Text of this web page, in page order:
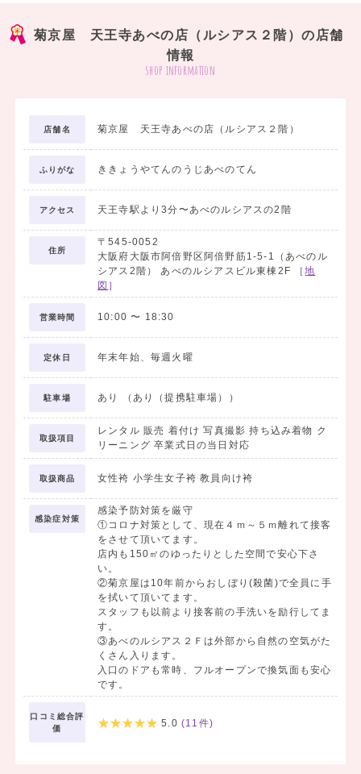
掲載柄は、ほんの一例です。
阪神間に5店舗を展開中です。学生生活の最後の思い出に残る卒
業式を応援〜お手伝いします❤️
アットホームなお店なので、お嬢様お一人でも遊びに来てね‼️
はかまレンタル・着物レンタルは、菊京屋へ‼️
髪飾りもたくさん有るので、店頭のショウウィンドーで
ゆっくりと選べると好評です❤️
❤️必ず、卒業式の日程を調べて、来
菊京屋 天王寺あべの店（ルシアス２階）の店舗
情報
shop information
店舗名 菊京屋 天王寺あべの店（ルシアス２階）
ふりがな ききょうやてんのうじあべのてん
アクセス 天王寺駅より3分〜あべのルシアスの2階
住所
〒545-0052
大阪府大阪市阿倍野区阿倍野筋1-5-1（あべのル
シアス2階） あべのルシアスビル東棟2F
［地
図 ］
営業時間 10:00 〜 18:30
定休日 年末年始、毎週火曜
駐車場 あり （あり（提携駐車場））
取扱項目
レンタル 販売 着付け 写真撮影 持ち込み着物 ク
リーニング 卒業式日の当日対応
取扱商品 女性袴 小学生女子袴 教員向け袴
感染症対策
感染予防対策を厳守
①コロナ対策として、現在４ｍ～５ｍ離れて接客
をさせて頂いてます。
店内も150㎡のゆったりとした空間で安心下さ
い。
②菊京屋は10年前からおしぼり(殺菌)で全員に手
を拭いて頂いてます。
スタッフも以前より接客前の手洗いを励行してま
す。
③あべのルシアス２Ｆは外部から自然の空気がた
くさん入ります。
入口のドアも常時、フルオープンで換気面も安心
です。
口コミ総合評
価
5.0 (11 件)